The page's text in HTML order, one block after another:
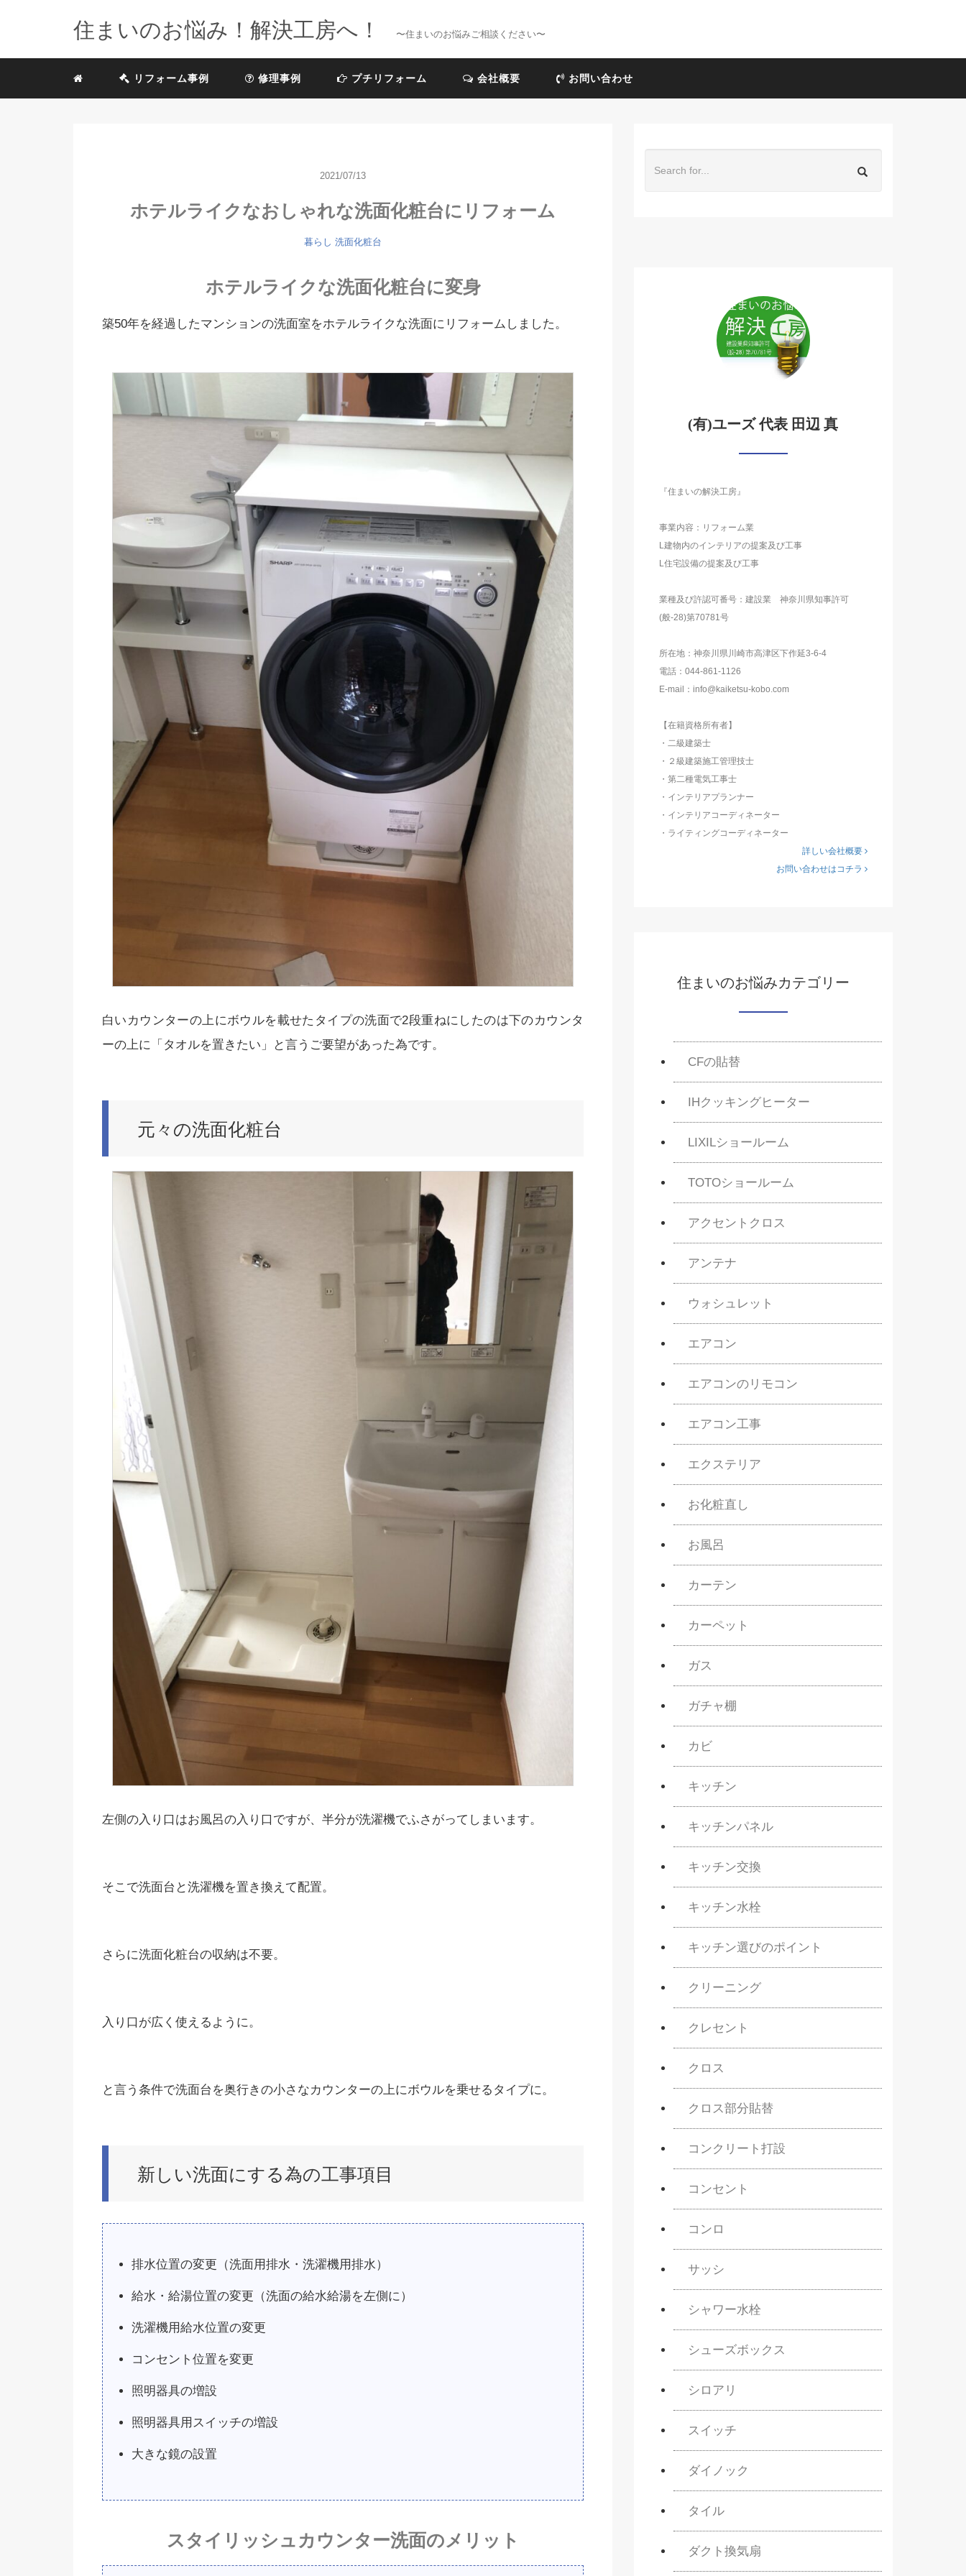
住まいのお悩み！解決工房へ！ 〜住まいのお悩みご相談ください〜
リフォーム事例 修理事例 プチリフォーム 会社概要 お問い合わせ
2021/07/13
ホテルライクなおしゃれな洗面化粧台にリフォーム
暮らし 洗面化粧台
ホテルライクな洗面化粧台に変身
築50年を経過したマンションの洗面室をホテルライクな洗面にリフォームしました。
白いカウンターの上にボウルを載せたタイプの洗面で2段重ねにしたのは下のカウンタ
ーの上に「タオルを置きたい」と言うご要望があった為です。
元々の洗面化粧台
左側の入り口はお風呂の入り口ですが、半分が洗濯機でふさがってしまいます。
そこで洗面台と洗濯機を置き換えて配置。
さらに洗面化粧台の収納は不要。
入り口が広く使えるように。
と言う条件で洗面台を奥行きの小さなカウンターの上にボウルを乗せるタイプに。
新しい洗面にする為の工事項目
排水位置の変更（洗面用排水・洗濯機用排水）
給水・給湯位置の変更（洗面の給水給湯を左側に）
洗濯機用給水位置の変更
コンセント位置を変更
照明器具の増設
照明器具用スイッチの増設
大きな鏡の設置
スタイリッシュカウンター洗面のメリット
(有)ユーズ 代表 田辺 真
『住まいの解決工房』
事業内容：リフォーム業
L建物内のインテリアの提案及び工事
L住宅設備の提案及び工事
業種及び許認可番号：建設業 神奈川県知事許可
(般-28)第70781号
所在地：神奈川県川崎市高津区下作延3-6-4
電話：044-861-1126
E-mail：info@kaiketsu-kobo.com
【在籍資格所有者】
・二級建築士
・２級建築施工管理技士
・第二種電気工事士
・インテリアプランナー
・インテリアコーディネーター
・ライティングコーディネーター
詳しい会社概要
お問い合わせはコチラ
住まいのお悩みカテゴリー
CFの貼替
IHクッキングヒーター
LIXILショールーム
TOTOショールーム
アクセントクロス
アンテナ
ウォシュレット
エアコン
エアコンのリモコン
エアコン工事
エクステリア
お化粧直し
お風呂
カーテン
カーペット
ガス
ガチャ棚
カビ
キッチン
キッチンパネル
キッチン交換
キッチン水栓
キッチン選びのポイント
クリーニング
クレセント
クロス
クロス部分貼替
コンクリート打設
コンセント
コンロ
サッシ
シャワー水栓
シューズボックス
シロアリ
スイッチ
ダイノック
タイル
ダクト換気扇